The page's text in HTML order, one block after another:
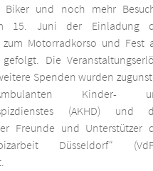
Biker und noch mehr
15. Juni der Einladung
zum Motorradkorso und Fest
Die
Spenden wurden
Kinder-
(AKHD) und
Freunde und Unterstützer
Düsseldorf“